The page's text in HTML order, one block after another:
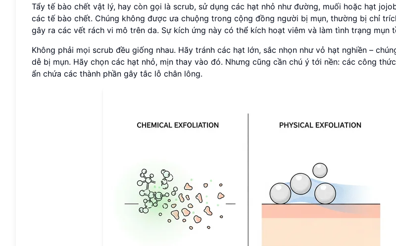
Tẩy tế bào chết vật lý, hay còn gọi là scrub, sử dụng các hạt nhỏ như đường, muối hoặc hạt
các tế bào chết. Chúng không được ưa chuộng trong cộng đồng người bị mụn, thường bị chỉ
gây ra các vết rách vi mô trên da. Sự kích ứng này có thể kích hoạt viêm và làm tình trạng mụn
Không phải mọi scrub đều giống nhau. Hãy tránh các hạt lớn, sắc nhọn như vỏ hạt nghiền –
dễ bị mụn. Hãy chọn các hạt nhỏ, mịn thay vào đó. Nhưng cũng cần chú ý tới nền: các công
ẩn chứa các thành phần gây tắc lỗ chân lông.